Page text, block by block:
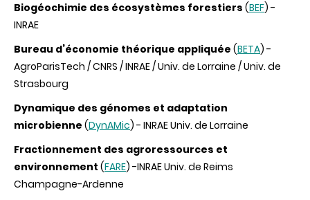
Biogéochimie des écosystèmes forestiers (BEF) -
INRAE
Bureau d’économie théorique appliquée (BETA) -
AgroParisTech / CNRS / INRAE / Univ. de Lorraine / Univ. de
Strasbourg
Dynamique des génomes et adaptation
microbienne (DynAMic) - INRAE Univ. de Lorraine
Fractionnement des agroressources et
environnement (FARE) -INRAE Univ. de Reims
Champagne-Ardenne